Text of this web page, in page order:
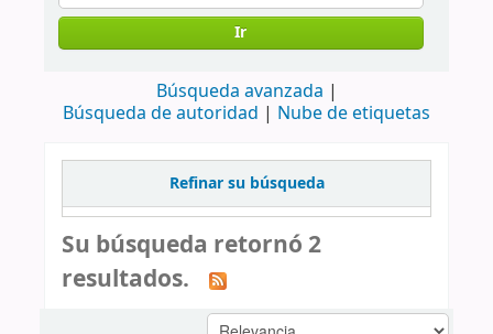
Ir
Búsqueda avanzada
Búsqueda de autoridad
Nube de etiquetas
Refinar su búsqueda
Su búsqueda retornó 2
resultados.